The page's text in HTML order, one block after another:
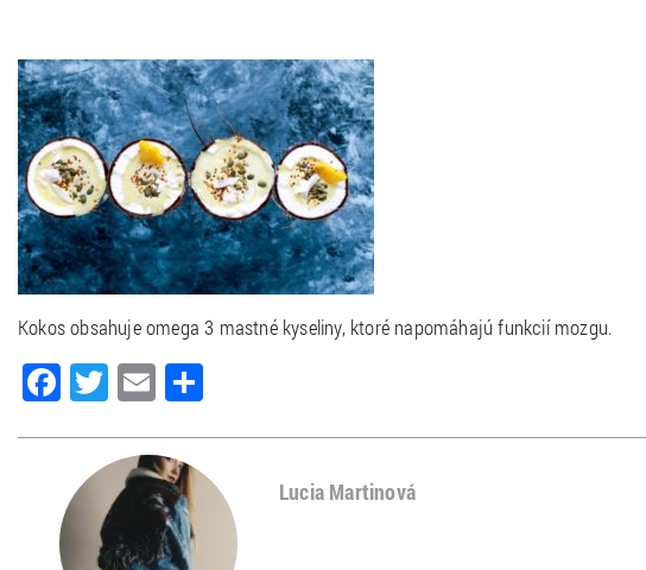
Kokos obsahuje omega 3 mastné kyseliny, ktoré napomáhajú funkcií mozgu.
Facebook
Twitter
Email
Lucia Martinová